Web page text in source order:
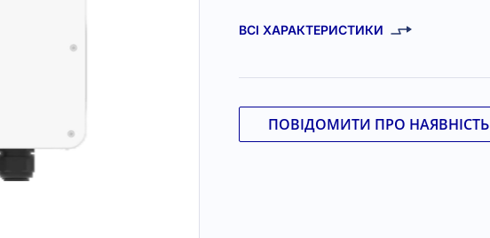
ВСІ ХАРАКТЕРИСТИКИ
ПОВІДОМИТИ ПРО НАЯВНІСТЬ